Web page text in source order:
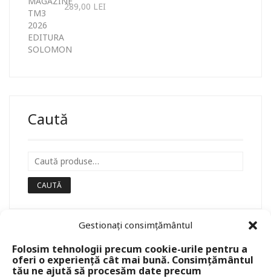
Gestionați consimțământul
Folosim tehnologii precum cookie-urile pentru a
oferi o experiență cât mai bună. Consimțământul
tău ne ajută să procesăm date precum
289,00 LEI
Caută
CAUTĂ